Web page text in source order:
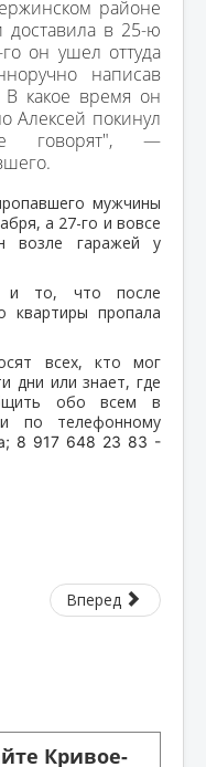
районе
доставила в 25-ю
он ушел оттуда
написав
В какое время он
Алексей покинул
говорят", —
мужчины
а 27-го и вовсе
возле гаражей у
и то, что после
квартиры пропала
всех, кто мог
дни или знает, где
обо всем в
по телефонному
8 917 648 23 83 -
Вперед
Кривое-